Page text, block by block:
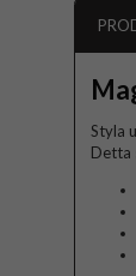
Styla
Detta